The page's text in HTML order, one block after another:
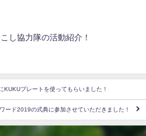
し協力隊の活動紹介！
プレートを使ってもらいました！
ード2019の式典に参加させていただきました！